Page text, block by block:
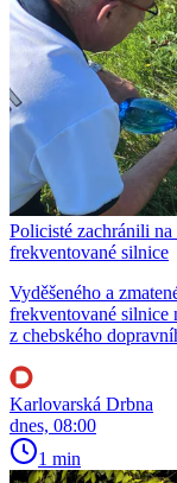
Policisté zachránili
frekventované silnice
Vyděšeného a
frekventované silnice
z chebského
Karlovarská Drbna
dnes, 08:00
1 min